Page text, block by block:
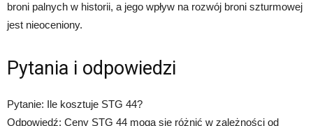
broni palnych w historii, a jego wpływ na rozwój broni szturmowej
jest nieoceniony.
Pytania i odpowiedzi
Pytanie: Ile kosztuje STG 44?
Odpowiedź: Ceny STG 44 mogą się różnić w zależności od